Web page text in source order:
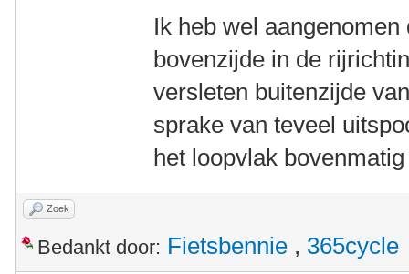
Ik heb wel
bovenzijde in de
versleten buitenzijde
sprake van teveel
het loopvlak
Zoek
Bedankt door: Fietsbennie , 365cycle